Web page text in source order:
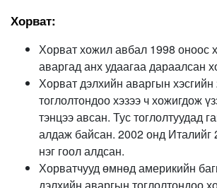
Хорват:
Хорват хожил авбал 1998 оноос
аваргад анх удаагаа дараалсан
Хорват дэлхийн аваргын хэсгийн
тоглолтондоо хэзээ ч хожигдож
тэнцээ авсан. Тус тоглолтуудад
алдаж байсан. 2002 онд Италийг
нэг гоол алдсан.
Хорватчууд өмнөд америкийн
дэлхийн аваргын тоглолтондоо